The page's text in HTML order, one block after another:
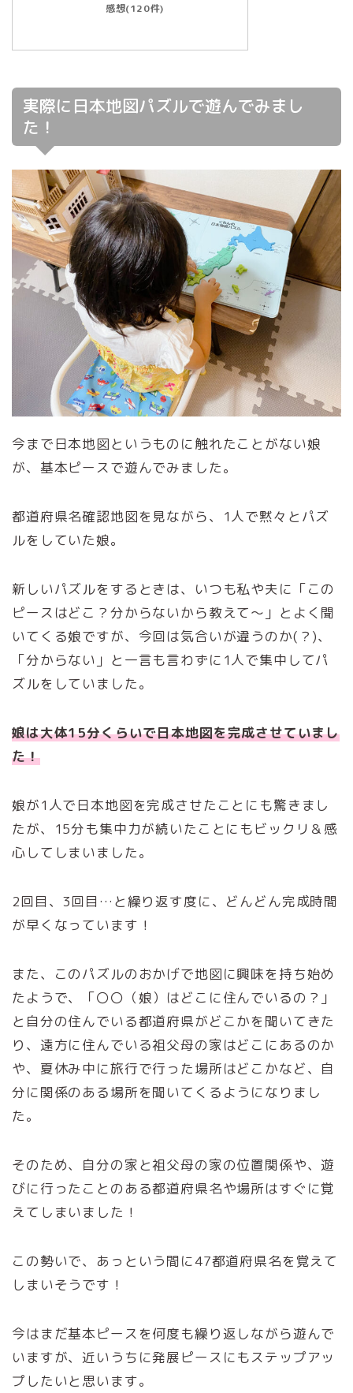
感想(120件)
実際に日本地図パズルで遊んでみまし
た！
今まで日本地図というものに触れたことがない娘
が、基本ピースで遊んでみました。
都道府県名確認地図を見ながら、1人で黙々とパズ
ルをしていた娘。
新しいパズルをするときは、いつも私や夫に「この
ピースはどこ？分からないから教えて～」とよく聞
いてくる娘ですが、今回は気合いが違うのか(？)、
「分からない」と一言も言わずに1人で集中してパ
ズルをしていました。
娘は大体15分くらいで日本地図を完成させていまし
た！
娘が1人で日本地図を完成させたことにも驚きまし
たが、15分も集中力が続いたことにもビックリ＆感
心してしまいました。
2回目、3回目…と繰り返す度に、どんどん完成時間
が早くなっています！
また、このパズルのおかげで地図に興味を持ち始め
たようで、「〇〇（娘）はどこに住んでいるの？」
と自分の住んでいる都道府県がどこかを聞いてきた
り、遠方に住んでいる祖父母の家はどこにあるのか
や、夏休み中に旅行で行った場所はどこかなど、自
分に関係のある場所を聞いてくるようになりまし
た。
そのため、自分の家と祖父母の家の位置関係や、遊
びに行ったことのある都道府県名や場所はすぐに覚
えてしまいました！
この勢いで、あっという間に47都道府県名を覚えて
しまいそうです！
今はまだ基本ピースを何度も繰り返しながら遊んで
いますが、近いうちに発展ピースにもステップアッ
プしたいと思います。